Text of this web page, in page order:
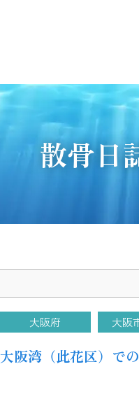
散骨日
大阪府 大阪
大阪湾（此花区）で